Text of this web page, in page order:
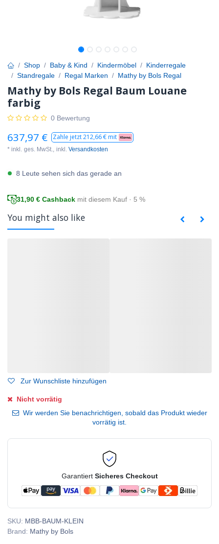
Shop Baby & Kind Kindermöbel
Kinderregale
Standregale
Regal Marken Mathy by Bols Regal
Mathy by Bols Regal Baum Louane
farbig
0 Bewertung
637,97 € Zahle jetzt212,66€ mit
* inkl. ges. MwSt., inkl. Versandkosten
8 Leute sehen sich das gerade an
31,90 € Cashback mit diesem Kauf · 5 %
You might also like
Zur Wunschliste hinzufügen
Nicht vorrätig
Wir werden Sie benachrichtigen, sobald das Produkt wieder
vorrätig ist.
Garantiert Sicheres Checkout
SKU: MBB-BAUM-KLEIN
Brand: Mathy by Bols